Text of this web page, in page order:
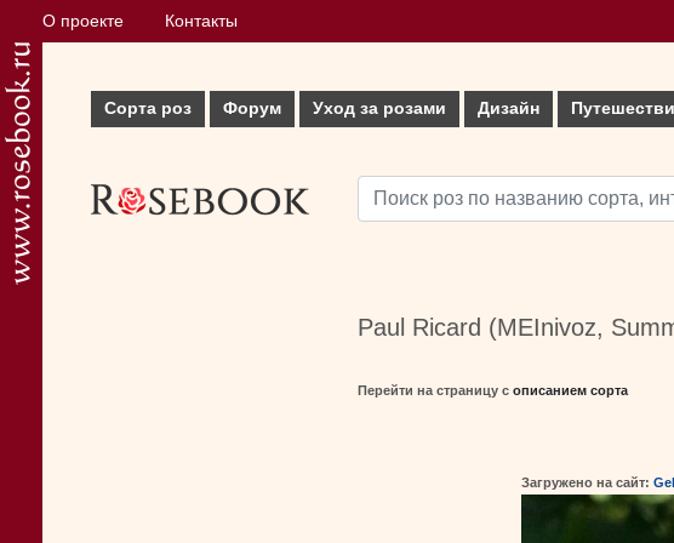
О проекте Контакты
Сорта роз Форум Уход за розами Дизайн
Paul Ricard (MEInivoz,
Перейти на страницу с описанием сорта
Загружено на сайт: